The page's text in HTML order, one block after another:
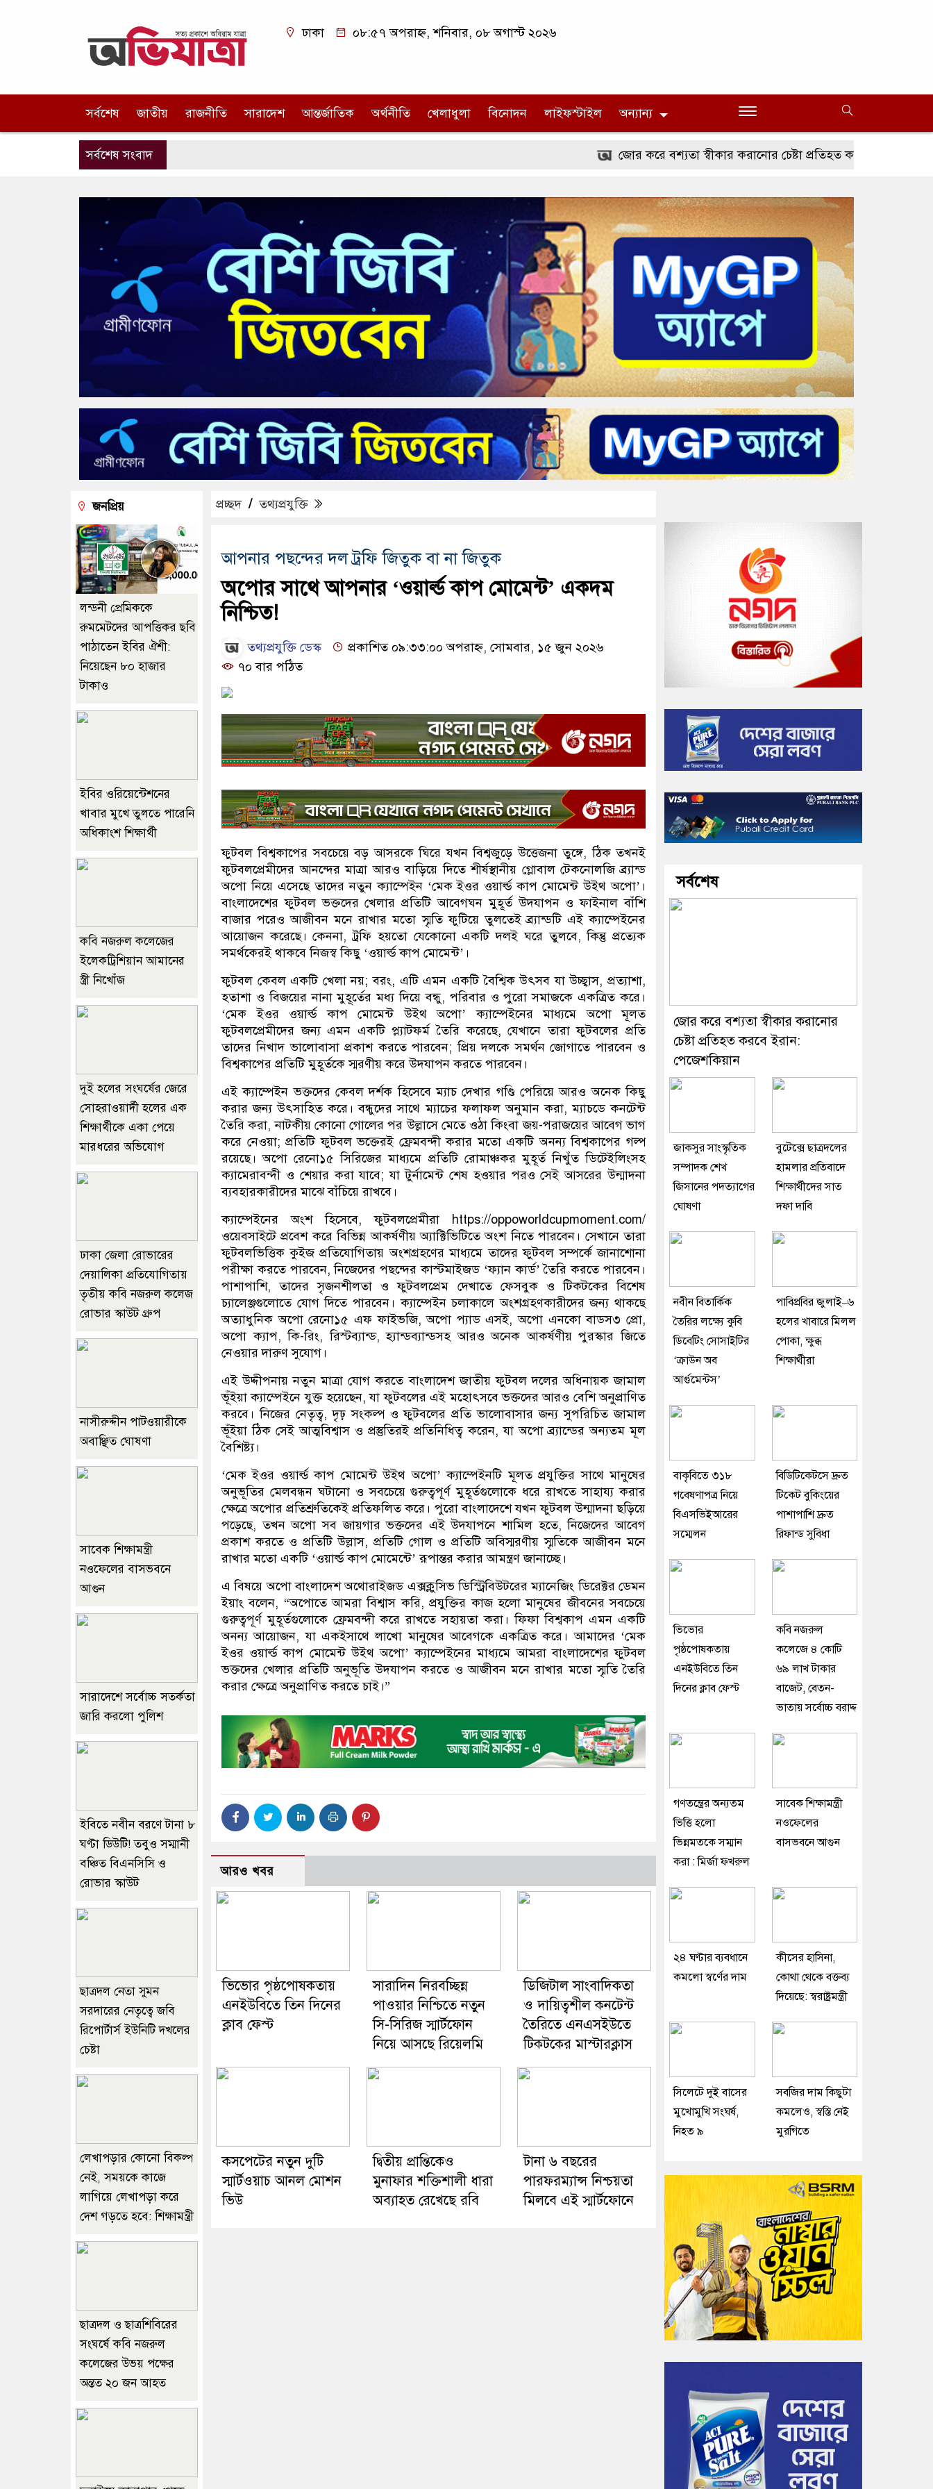
ঢাকা ০৮:৫৭ অপরাহ্ন, শনিবার, ০৮ অগাস্ট ২০২৬
সর্বশেষ জাতীয় রাজনীতি সারাদেশ আন্তর্জাতিক অর্থনীতি খেলাধুলা বিনোদন লাইফস্টাইল অন্যান্য
সর্বশেষ সংবাদ জোর করে বশ্যতা স্বীকার করানোর চেষ্টা প্রতিহত করবে ইরান: পেজেশকিয়ান
প্রচ্ছদ/তথ্যপ্রযুক্তি
আপনার পছন্দের দল ট্রফি জিতুক বা না জিতুক
অপোর সাথে আপনার ‘ওয়ার্ল্ড কাপ মোমেন্ট’ একদম
নিশ্চিত!
তথ্যপ্রযুক্তি ডেস্ক
প্রকাশিত ০৯:৩৩:০০ অপরাহ্ন, সোমবার, ১৫ জুন ২০২৬
৭০ বার পঠিত
ফুটবল বিশ্বকাপের সবচেয়ে বড় আসরকে ঘিরে যখন বিশ্বজুড়ে উত্তেজনা তুঙ্গে, ঠিক তখনই
ফুটবলপ্রেমীদের আনন্দের মাত্রা আরও বাড়িয়ে দিতে শীর্ষস্থানীয় গ্লোবাল টেকনোলজি ব্র্যান্ড
অপো নিয়ে এসেছে তাদের নতুন ক্যাম্পেইন ‘মেক ইওর ওয়ার্ল্ড কাপ মোমেন্ট উইথ অপো’।
বাংলাদেশের ফুটবল ভক্তদের খেলার প্রতিটি আবেগঘন মুহূর্ত উদযাপন ও ফাইনাল বাঁশি
বাজার পরেও আজীবন মনে রাখার মতো স্মৃতি ফুটিয়ে তুলতেই ব্র্যান্ডটি এই ক্যাম্পেইনের
আয়োজন করেছে। কেননা, ট্রফি হয়তো যেকোনো একটি দলই ঘরে তুলবে, কিন্তু প্রত্যেক
সমর্থকেরই থাকবে নিজস্ব কিছু ‘ওয়ার্ল্ড কাপ মোমেন্ট’।
ফুটবল কেবল একটি খেলা নয়; বরং, এটি এমন একটি বৈশ্বিক উৎসব যা উচ্ছ্বাস, প্রত্যাশা,
হতাশা ও বিজয়ের নানা মুহূর্তের মধ্য দিয়ে বন্ধু, পরিবার ও পুরো সমাজকে একত্রিত করে।
‘মেক ইওর ওয়ার্ল্ড কাপ মোমেন্ট উইথ অপো’ ক্যাম্পেইনের মাধ্যমে অপো মূলত
ফুটবলপ্রেমীদের জন্য এমন একটি প্ল্যাটফর্ম তৈরি করেছে, যেখানে তারা ফুটবলের প্রতি
তাদের নিখাদ ভালোবাসা প্রকাশ করতে পারবেন; প্রিয় দলকে সমর্থন জোগাতে পারবেন ও
বিশ্বকাপের প্রতিটি মুহূর্তকে স্মরণীয় করে উদযাপন করতে পারবেন।
এই ক্যাম্পেইন ভক্তদের কেবল দর্শক হিসেবে ম্যাচ দেখার গণ্ডি পেরিয়ে আরও অনেক কিছু
করার জন্য উৎসাহিত করে। বন্ধুদের সাথে ম্যাচের ফলাফল অনুমান করা, ম্যাচডে কনটেন্ট
তৈরি করা, নাটকীয় কোনো গোলের পর উল্লাসে মেতে ওঠা কিংবা জয়-পরাজয়ের আবেগ ভাগ
করে নেওয়া; প্রতিটি ফুটবল ভক্তেরই ফ্রেমবন্দী করার মতো একটি অনন্য বিশ্বকাপের গল্প
রয়েছে। অপো রেনো১৫ সিরিজের মাধ্যমে প্রতিটি রোমাঞ্চকর মুহূর্ত নিখুঁত ডিটেইলিংসহ
ক্যামেরাবন্দী ও শেয়ার করা যাবে; যা টুর্নামেন্ট শেষ হওয়ার পরও সেই আসরের উন্মাদনা
ব্যবহারকারীদের মাঝে বাঁচিয়ে রাখবে।
ক্যাম্পেইনের অংশ হিসেবে, ফুটবলপ্রেমীরা https://oppoworldcupmoment.com/
ওয়েবসাইটে প্রবেশ করে বিভিন্ন আকর্ষণীয় অ্যাক্টিভিটিতে অংশ নিতে পারবেন। সেখানে তারা
ফুটবলভিত্তিক কুইজ প্রতিযোগিতায় অংশগ্রহণের মাধ্যমে তাদের ফুটবল সম্পর্কে জানাশোনা
পরীক্ষা করতে পারবেন, নিজেদের পছন্দের কাস্টমাইজড ‘ফ্যান কার্ড’ তৈরি করতে পারবেন।
পাশাপাশি, তাদের সৃজনশীলতা ও ফুটবলপ্রেম দেখাতে ফেসবুক ও টিকটকের বিশেষ
চ্যালেঞ্জগুলোতে যোগ দিতে পারবেন। ক্যাম্পেইন চলাকালে অংশগ্রহণকারীদের জন্য থাকছে
অত্যাধুনিক অপো রেনো১৫ এফ ফাইভজি, অপো প্যাড এসই, অপো এনকো বাডস৩ প্রো,
অপো ক্যাপ, কি-রিং, রিস্টব্যান্ড, হ্যান্ডব্যান্ডসহ আরও অনেক আকর্ষণীয় পুরস্কার জিতে
নেওয়ার দারুণ সুযোগ।
এই উদ্দীপনায় নতুন মাত্রা যোগ করতে বাংলাদেশ জাতীয় ফুটবল দলের অধিনায়ক জামাল
ভূঁইয়া ক্যাম্পেইনে যুক্ত হয়েছেন, যা ফুটবলের এই মহোৎসবে ভক্তদের আরও বেশি অনুপ্রাণিত
করবে। নিজের নেতৃত্ব, দৃঢ় সংকল্প ও ফুটবলের প্রতি ভালোবাসার জন্য সুপরিচিত জামাল
ভূঁইয়া ঠিক সেই আত্মবিশ্বাস ও প্রস্তুতিরই প্রতিনিধিত্ব করেন, যা অপো ব্র্যান্ডের অন্যতম মূল
বৈশিষ্ট্য।
‘মেক ইওর ওয়ার্ল্ড কাপ মোমেন্ট উইথ অপো’ ক্যাম্পেইনটি মূলত প্রযুক্তির সাথে মানুষের
অনুভূতির মেলবন্ধন ঘটানো ও সবচেয়ে গুরুত্বপূর্ণ মুহূর্তগুলোকে ধরে রাখতে সাহায্য করার
ক্ষেত্রে অপোর প্রতিশ্রুতিকেই প্রতিফলিত করে। পুরো বাংলাদেশে যখন ফুটবল উন্মাদনা ছড়িয়ে
পড়েছে, তখন অপো সব জায়গার ভক্তদের এই উদযাপনে শামিল হতে, নিজেদের আবেগ
প্রকাশ করতে ও প্রতিটি উল্লাস, প্রতিটি গোল ও প্রতিটি অবিস্মরণীয় স্মৃতিকে আজীবন মনে
রাখার মতো একটি ‘ওয়ার্ল্ড কাপ মোমেন্টে’ রূপান্তর করার আমন্ত্রণ জানাচ্ছে।
এ বিষয়ে অপো বাংলাদেশ অথোরাইজড এক্সক্লুসিভ ডিস্ট্রিবিউটরের ম্যানেজিং ডিরেক্টর ডেমন
ইয়াং বলেন, “অপোতে আমরা বিশ্বাস করি, প্রযুক্তির কাজ হলো মানুষের জীবনের সবচেয়ে
গুরুত্বপূর্ণ মুহূর্তগুলোকে ফ্রেমবন্দী করে রাখতে সহায়তা করা। ফিফা বিশ্বকাপ এমন একটি
অনন্য আয়োজন, যা একইসাথে লাখো মানুষের আবেগকে একত্রিত করে। আমাদের ‘মেক
ইওর ওয়ার্ল্ড কাপ মোমেন্ট উইথ অপো’ ক্যাম্পেইনের মাধ্যমে আমরা বাংলাদেশের ফুটবল
ভক্তদের খেলার প্রতিটি অনুভূতি উদযাপন করতে ও আজীবন মনে রাখার মতো স্মৃতি তৈরি
করার ক্ষেত্রে অনুপ্রাণিত করতে চাই।”
আরও খবর
ভিভোর পৃষ্ঠপোষকতায়
এনইউবিতে তিন দিনের
ক্লাব ফেস্ট
সারাদিন নিরবচ্ছিন্ন
পাওয়ার নিশ্চিতে নতুন
সি-সিরিজ স্মার্টফোন
নিয়ে আসছে রিয়েলমি
ডিজিটাল সাংবাদিকতা
ও দায়িত্বশীল কনটেন্ট
তৈরিতে এনএসইউতে
টিকটকের মাস্টারক্লাস
কসপেটের নতুন দুটি
স্মার্টওয়াচ আনল মোশন
ভিউ
দ্বিতীয় প্রান্তিকেও
মুনাফার শক্তিশালী ধারা
অব্যাহত রেখেছে রবি
টানা ৬ বছরের
পারফরম্যান্স নিশ্চয়তা
মিলবে এই স্মার্টফোনে
জনপ্রিয়
লন্ডনী প্রেমিককে
রুমমেটদের আপত্তিকর ছবি
পাঠাতেন ইবির ঐশী:
নিয়েছেন ৮০ হাজার
টাকাও
ইবির ওরিয়েন্টেশনের
খাবার মুখে তুলতে পারেনি
অধিকাংশ শিক্ষার্থী
কবি নজরুল কলেজের
ইলেকট্রিশিয়ান আমানের
স্ত্রী নিখোঁজ
দুই হলের সংঘর্ষের জেরে
সোহরাওয়ার্দী হলের এক
শিক্ষার্থীকে একা পেয়ে
মারধরের অভিযোগ
ঢাকা জেলা রোভারের
দেয়ালিকা প্রতিযোগিতায়
তৃতীয় কবি নজরুল কলেজ
রোভার স্কাউট গ্রুপ
নাসীরুদ্দীন পাটওয়ারীকে
অবাঞ্ছিত ঘোষণা
সাবেক শিক্ষামন্ত্রী
নওফেলের বাসভবনে
আগুন
সারাদেশে সর্বোচ্চ সতর্কতা
জারি করলো পুলিশ
ইবিতে নবীন বরণে টানা ৮
ঘণ্টা ডিউটি! তবুও সম্মানী
বঞ্চিত বিএনসিসি ও
রোভার স্কাউট
ছাত্রদল নেতা সুমন
সরদারের নেতৃত্বে জবি
রিপোর্টার্স ইউনিটি দখলের
চেষ্টা
লেখাপড়ার কোনো বিকল্প
নেই, সময়কে কাজে
লাগিয়ে লেখাপড়া করে
দেশ গড়তে হবে: শিক্ষামন্ত্রী
ছাত্রদল ও ছাত্রশিবিরের
সংঘর্ষে কবি নজরুল
কলেজের উভয় পক্ষের
অন্তত ২০ জন আহত
সর্বশেষ
জোর করে বশ্যতা স্বীকার করানোর
চেষ্টা প্রতিহত করবে ইরান:
পেজেশকিয়ান
জাকসুর সাংস্কৃতিক
সম্পাদক শেখ
জিসানের পদত্যাগের
ঘোষণা
বুটেক্সে ছাত্রদলের
হামলার প্রতিবাদে
শিক্ষার্থীদের সাত
দফা দাবি
নবীন বিতার্কিক
তৈরির লক্ষ্যে কুবি
ডিবেটিং সোসাইটির
‘ক্রাউন অব
আর্গুমেন্টস’
পাবিপ্রবির জুলাই–৬
হলের খাবারে মিলল
পোকা, ক্ষুব্ধ
শিক্ষার্থীরা
বাকৃবিতে ৩১৮
গবেষণাপত্র নিয়ে
বিএসভিইআরের
সম্মেলন
বিডিটিকেটসে দ্রুত
টিকেট বুকিংয়ের
পাশাপাশি দ্রুত
রিফান্ড সুবিধা
ভিভোর
পৃষ্ঠপোষকতায়
এনইউবিতে তিন
দিনের ক্লাব ফেস্ট
কবি নজরুল
কলেজে ৪ কোটি
৬৯ লাখ টাকার
বাজেট, বেতন-
ভাতায় সর্বোচ্চ বরাদ্দ
গণতন্ত্রের অন্যতম
ভিত্তি হলো
ভিন্নমতকে সম্মান
করা : মির্জা ফখরুল
সাবেক শিক্ষামন্ত্রী
নওফেলের
বাসভবনে আগুন
২৪ ঘণ্টার ব্যবধানে
কমলো স্বর্ণের দাম
কীসের হাসিনা,
কোথা থেকে বক্তব্য
দিয়েছে: স্বরাষ্ট্রমন্ত্রী
সিলেটে দুই বাসের
মুখোমুখি সংঘর্ষ,
নিহত ৯
সবজির দাম কিছুটা
কমলেও, স্বস্তি নেই
মুরগিতে